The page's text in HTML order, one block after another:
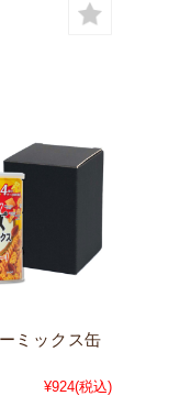
ミックス缶
¥924(税込)